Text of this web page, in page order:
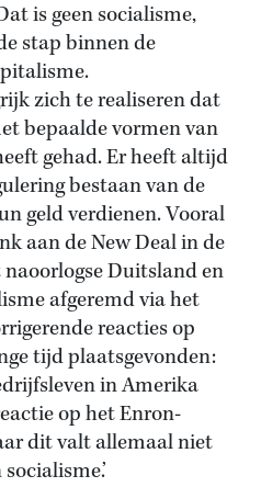
is geen socialisme,
stap binnen de
zich te realiseren dat
bepaalde vormen van
gehad. Er heeft altijd
bestaan van de
geld verdienen. Vooral
aan de New Deal in de
Duitsland en
afgeremd via het
reacties op
tijd plaatsgevonden:
in Amerika
op het Enron-
dit valt allemaal niet